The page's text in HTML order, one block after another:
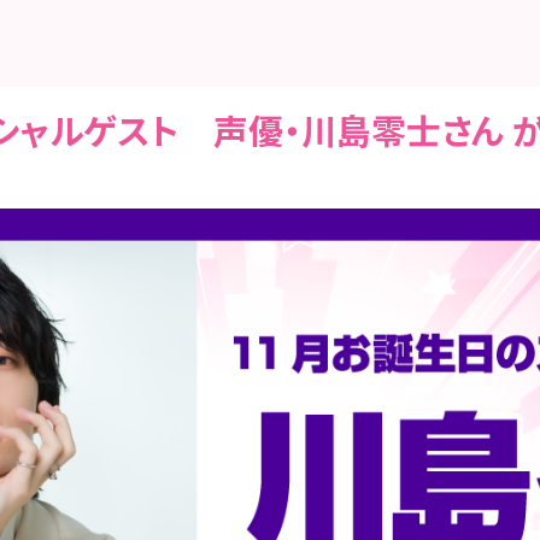
ルゲスト 声優・川島零士さん